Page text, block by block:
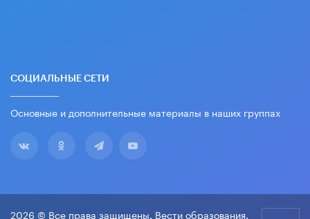
СОЦИАЛЬНЫЕ СЕТИ
Основные и дополнительные материалы в наших группах
2026 © Все права защищены. Вести образования.